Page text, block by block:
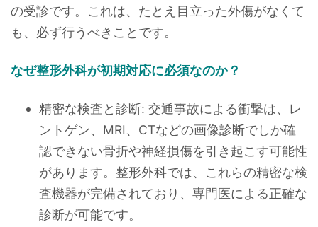
の受診です。これは、たとえ目立った外傷がなくて
も、必ず行うべきことです。
なぜ整形外科が初期対応に必須なのか？
精密な検査と診断: 交通事故による衝撃は、レ
ントゲン、MRI、CTなどの画像診断でしか確
認できない骨折や神経損傷を引き起こす可能性
があります。整形外科では、これらの精密な検
査機器が完備されており、専門医による正確な
診断が可能です。